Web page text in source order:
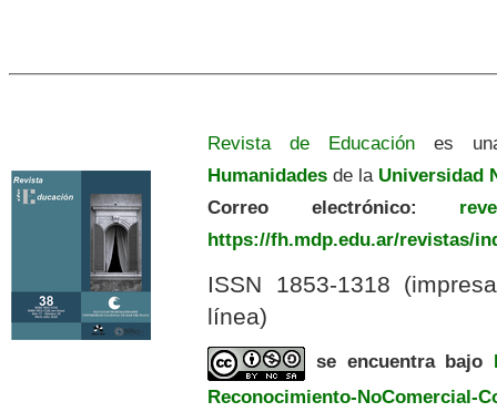
Revista de Educación es
Humanidades de la Universidad
Correo electrónico:
https://fh.mdp.edu.ar/revistas/
ISSN 1853-1318
línea)
se encuentra bajo
Reconocimiento-NoComercial-